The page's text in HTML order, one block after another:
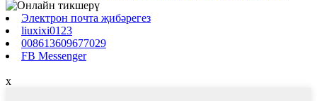
Электрон почта җибәрегез
liuxixi0123
008613609677029
FB Messenger
x